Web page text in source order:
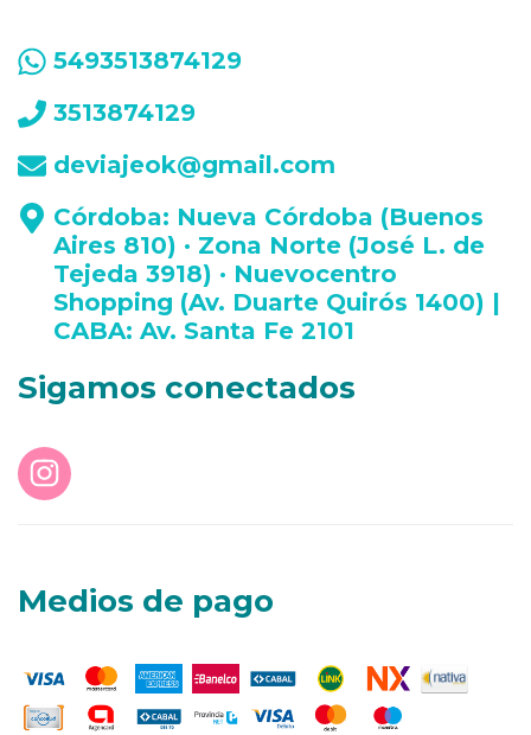
5493513874129
3513874129
deviajeok@gmail.com
Córdoba: Nueva Córdoba (Buenos
Aires 810) · Zona Norte (José L. de
Tejeda 3918) · Nuevocentro
Shopping (Av. Duarte Quirós 1400) |
CABA: Av. Santa Fe 2101
Sigamos conectados
Medios de pago